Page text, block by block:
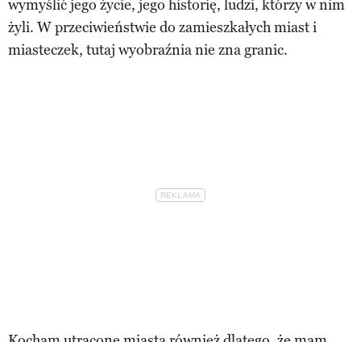
wymyślić jego życie, jego historię, ludzi, którzy w nim
żyli. W przeciwieństwie do zamieszkałych miast i
miasteczek, tutaj wyobraźnia nie zna granic.